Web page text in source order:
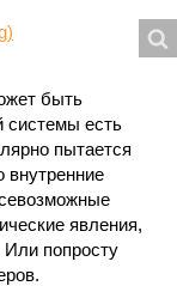
быть
системы есть
пытается
внутренние
явления,
попросту